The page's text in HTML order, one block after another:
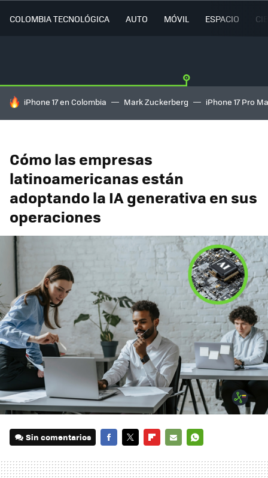
COLOMBIA TECNOLÓGICA AUTO MÓVIL ESPACIO
HOY SE HABLA DE
iPhone 17 en Colombia Mark Zuckerberg iPhone 17 Pro
Cómo las empresas
latinoamericanas están
adoptando la IA generativa en sus
operaciones
Sin comentarios
MAIL